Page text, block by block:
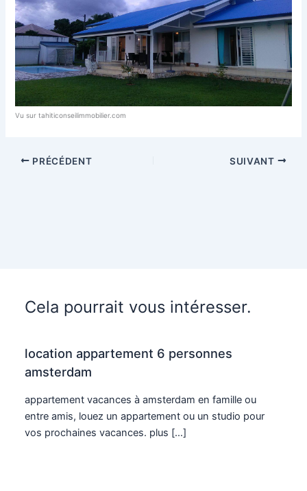
Vu sur tahiticonseilimmobilier.com
PRÉCÉDENT SUIVANT
Cela pourrait vous intéresser.
location appartement 6 personnes
amsterdam
appartement vacances à amsterdam en famille ou
entre amis, louez un appartement ou un studio pour
vos prochaines vacances. plus […]